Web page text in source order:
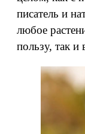
писатель и
любое
пользу, так и